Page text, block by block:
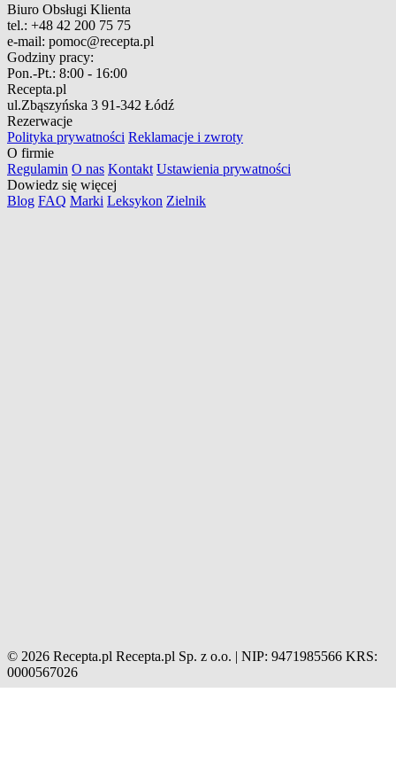
Biuro Obsługi Klienta
tel.: +48 42 200 75 75
e-mail: pomoc@recepta.pl
Godziny pracy:
Pon.-Pt.: 8:00 - 16:00
Recepta.pl
ul.Zbąszyńska 3 91-342 Łódź
Rezerwacje
Polityka prywatności Reklamacje i zwroty
O firmie
Regulamin O nas Kontakt Ustawienia prywatności
Dowiedz się więcej
Blog FAQ Marki Leksykon Zielnik
© 2026 Recepta.pl Recepta.pl Sp. z o.o. | NIP: 9471985566 KRS:
0000567026